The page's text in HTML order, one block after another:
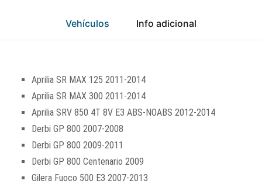
Vehículos Info adicional
Aprilia SR MAX 125 2011-2014
Aprilia SR MAX 300 2011-2014
Aprilia SRV 850 4T 8V E3 ABS-NOABS 2012-2014
Derbi GP 800 2007-2008
Derbi GP 800 2009-2011
Derbi GP 800 Centenario 2009
Gilera Fuoco 500 E3 2007-2013